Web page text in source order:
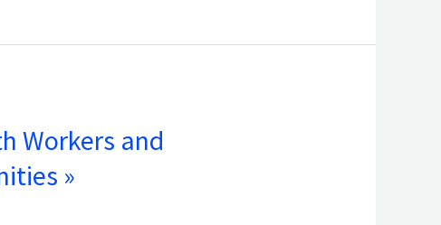
Workers and
»